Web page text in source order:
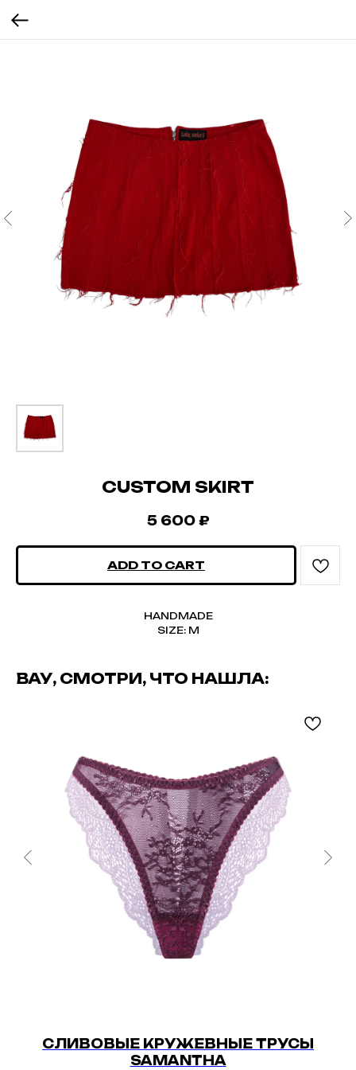
CUSTOM SKIRT
5 600 ₽
ADD TO CART
HANDMADE
SIZE: M
ВАУ, СМОТРИ, ЧТО НАШЛА:
СЛИВОВЫЕ КРУЖЕВНЫЕ ТРУСЫ
SAMANTHA